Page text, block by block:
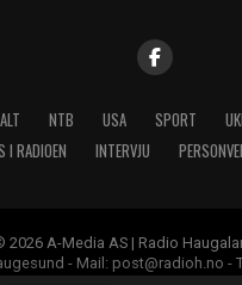
NTB USA SPORT
I RADIOEN
INTERVJU
2026 A-Media AS | Radio
- Mail: post@radioh.no -